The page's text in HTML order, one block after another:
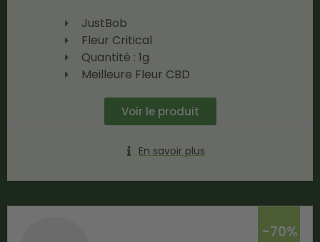
JustBob
Fleur Critical
Quantité : 1g
Meilleure Fleur CBD
Voir le produit
En savoir plus
-70%